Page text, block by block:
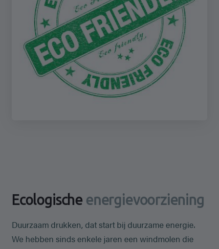
Ecologische energievoorziening
Duurzaam drukken, dat start bij duurzame energie.
We hebben sinds enkele jaren een windmolen die